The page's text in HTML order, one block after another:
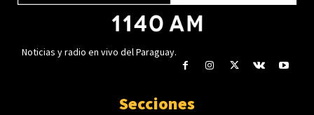
Noticias y radio en vivo del Paraguay.
Secciones